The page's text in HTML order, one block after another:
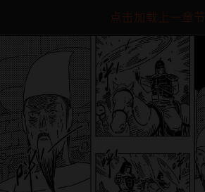
点击加载上一章节